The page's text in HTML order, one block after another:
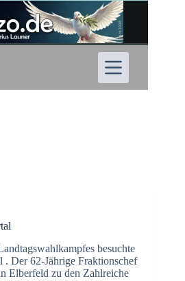
besuchte
Der 62-Jährige Fraktionschef
Elberfeld zu den Zahlreiche